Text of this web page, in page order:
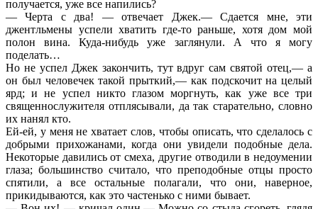
получается, уже все напились?
— Черта с два! — отвечает Джек.— Сдается мне, эти
джентльмены успели хватить где-то раньше, хотя дом мой
полон вина. Куда-нибудь уже заглянули. А что я могу
поделать…
Но не успел Джек закончить, тут вдруг сам святой отец,— а
он был человечек такой прыткий,— как подскочит на целый
ярд; и не успел никто глазом моргнуть, как уже все три
священнослужителя отплясывали, да так старательно, словно
их нанял кто.
Ей-ей, у меня не хватает слов, чтобы описать, что сделалось с
добрыми прихожанами, когда они увидели подобные дела.
Некоторые давились от смеха, другие отводили в недоумении
глаза; большинство считало, что преподобные отцы просто
спятили, а все остальные полагали, что они, наверное,
прикидываются, как это частенько с ними бывает.